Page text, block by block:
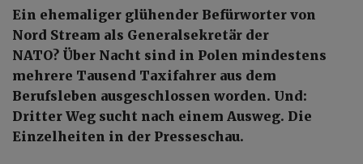
Ein ehemaliger glühender Befürworter von
Nord Stream als Generalsekretär der
NATO? Über Nacht sind in Polen mindestens
mehrere Tausend Taxifahrer aus dem
Berufsleben ausgeschlossen worden. Und:
Dritter Weg sucht nach einem Ausweg. Die
Einzelheiten in der Presseschau.